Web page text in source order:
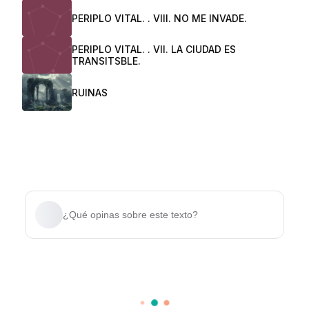
PERIPLO VITAL. . VIII. NO ME INVADE.
PERIPLO VITAL. . VII. LA CIUDAD ES
TRANSITSBLE.
RUINAS
¿Qué opinas sobre este texto?